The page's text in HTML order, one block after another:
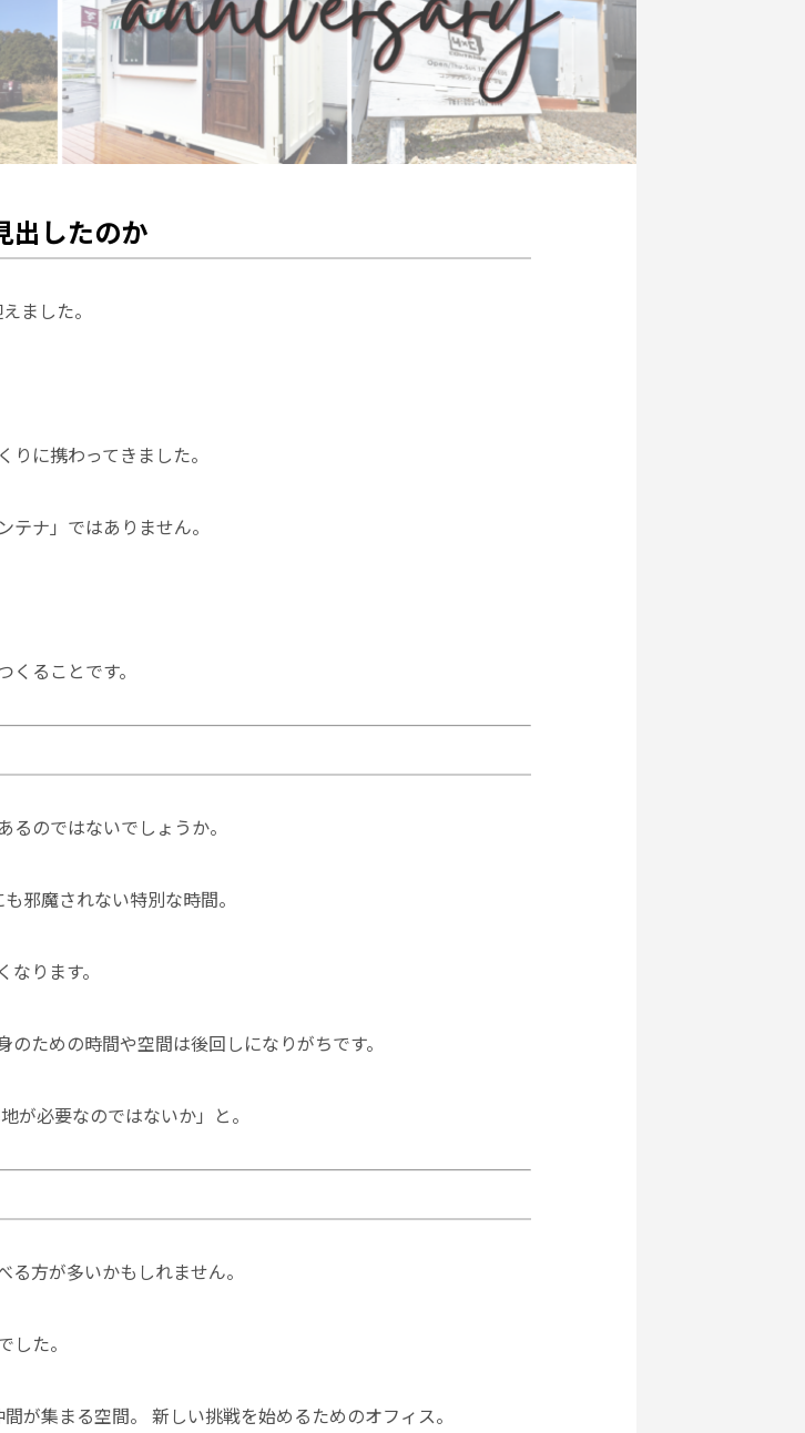
出したのか
ました。
に携わってきました。
ナ」ではありません。
ることです。
のではないでしょうか。
邪魔されない特別な時間。
ります。
ための時間や空間は後回しになりがちです。
が必要なのではないか」と。
方が多いかもしれません。
た。
が集まる空間。 新しい挑戦を始めるためのオフィス。